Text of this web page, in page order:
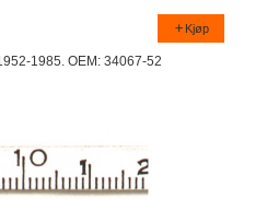
Kjøp
1985. OEM: 34067-52